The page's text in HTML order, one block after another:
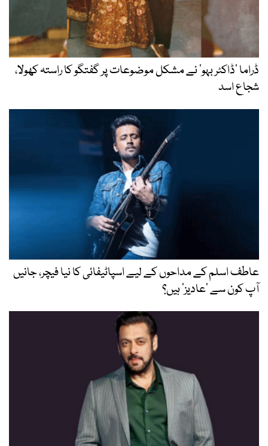
ڈراما ’ڈاکٹر بہو‘ نے مشکل موضوعات پر گفتگو کا راستہ کھولا،
شجاع اسد
عاطف اسلم کے مداحوں کے لیے اسپاٹیفائی کا نیا فیچر، جانیں
آپ کون سے ‘عادیز’ ہیں؟